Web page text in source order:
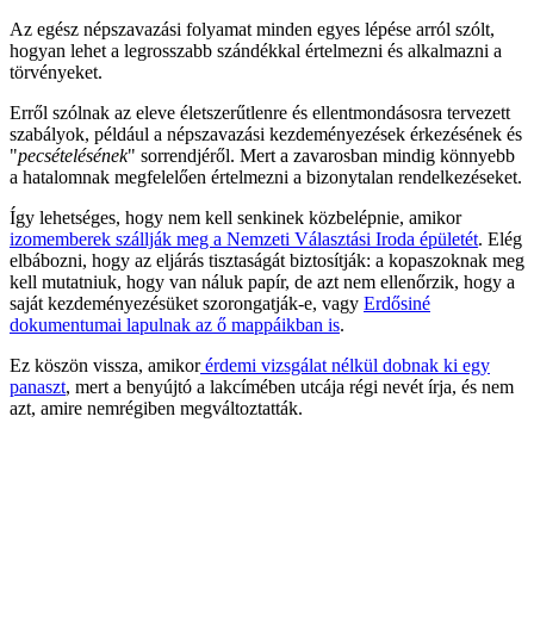
Az egész népszavazási folyamat minden egyes lépése arról szólt,
hogyan lehet a legrosszabb szándékkal értelmezni és alkalmazni a
törvényeket.
Erről szólnak az eleve életszerűtlenre és ellentmondásosra tervezett
szabályok, például a népszavazási kezdeményezések érkezésének és
"pecsételésének" sorrendjéről. Mert a zavarosban mindig könnyebb
a hatalomnak megfelelően értelmezni a bizonytalan rendelkezéseket.
Így lehetséges, hogy nem kell senkinek közbelépnie, amikor
izomemberek szállják meg a Nemzeti Választási Iroda épületét. Elég
elbábozni, hogy az eljárás tisztaságát biztosítják: a kopaszoknak meg
kell mutatniuk, hogy van náluk papír, de azt nem ellenőrzik, hogy a
saját kezdeményezésüket szorongatják-e, vagy Erdősiné
dokumentumai lapulnak az ő mappáikban is.
Ez köszön vissza, amikorérdemi vizsgálat nélkül dobnak ki egy
panaszt, mert a benyújtó a lakcímében utcája régi nevét írja, és nem
azt, amire nemrégiben megváltoztatták.